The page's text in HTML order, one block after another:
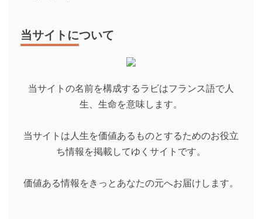
当サイトについて
当サイトの名前を構成するラビはフランス語で人
生、生命を意味します。
当サイトは人生を価値あるものとするためのお役立
ち情報を掲載してゆくサイトです。
価値ある情報をきっとあなたの元へお届けします。